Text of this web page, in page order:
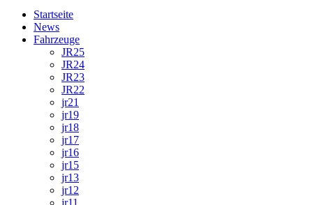
Startseite
News
Fahrzeuge
JR25
JR24
JR23
JR22
jr21
jr19
jr18
jr17
jr16
jr15
jr13
jr12
jr11